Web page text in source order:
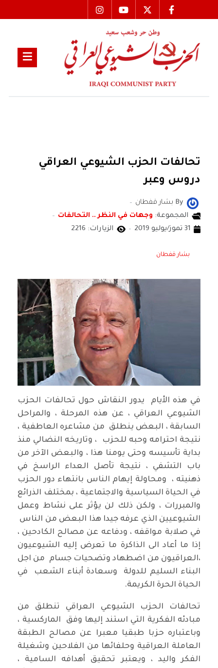
تحالفات الحزب الشيوعي العراقي
دروس وعبر
By بشار قفطان
المجموعة: وجهات في النظر .. التحالفات
31 تموز/يوليو 2019
الزيارات: 2216
بشار قفطان
في هذه الأيام يدور النقاش حول تحالفات الحزب
الشيوعي العراقي ، عن هذه المرحلة ، والمراحل
السابقة ، البعض ينطلق من مشاعره العاطفية ،
نتيجة احترامه وحبه للحزب ، وتاريخه النضالي منذ
بداية تأسيسه وحتى يومنا هذا ، والبعض الآخر من
باب التشفي ، نتيجة تأصل العداء الراسخ في
ذهنيته ، ومحاولة إيهام الناس بانتهاء دور الحزب
في الحياة السياسية والاجتماعية ، بمختلف الذرائع
والمبررات ، ولكن ذلك لن يؤثر على نشاط وعمل
الشيوعيين الذي عرفه جيدا هذا البعض من الناس
في صلابة مواقفه ، ودفاعه عن مصالح الكادحين ،
إذا ما أعاد الى الذاكرة ما تعرض إليه الشيوعيون
،العراقيون من اضطهاد وتضحيات جسام من اجل
البناء السليم للدولة وسعادة أبناء الشعب في
الحياة الحرة الكريمة.
تحالفات الحزب الشيوعي العراقي تنطلق من
مبادئه الفكرية التي استند إليها وفق الماركسية ،
وباعتباره حزبا طبقيا معبرا عن مصالح الطبقة
العاملة العراقية وحلفائها من الفلاحين وشغيلة
الفكر واليد ، ويعتبر تحقيق أهدافه السامية ،